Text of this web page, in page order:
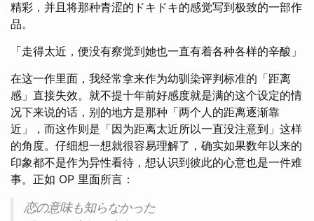
精彩，并且将那种青涩的ドキドキ的感觉写到极致的一部作
品。
「走得太近，便没有察觉到她也一直有着各种各样的辛酸」
在这一作里面，我经常拿来作为幼驯染评判标准的「距离
感」直接失效。就不提十年前好感度就是满的这个设定的情
况下来说的话，别的地方是那种「两个人的距离逐渐靠
近」，而这作则是「因为距离太近所以一直没注意到」这样
的角度。仔细想一想就很容易理解了，确实如果数年以来的
印象都不是作为异性看待，想认识到彼此的心意也是一件难
事。正如 OP 里面所言：
恋の意味も知らなかった